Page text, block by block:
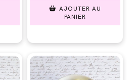
AJOUTER AU
PANIER